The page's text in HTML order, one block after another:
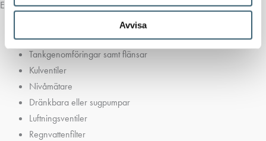
Avvisa
Exempel på utrustning vi monterar:
Manhålsluckor
Tankgenomföringar samt flänsar
Kulventiler
Nivåmätare
Dränkbara eller sugpumpar
Luftningsventiler
Regnvattenfilter